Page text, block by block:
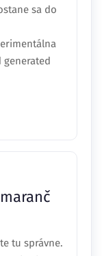
sa do
generated
tu správne.